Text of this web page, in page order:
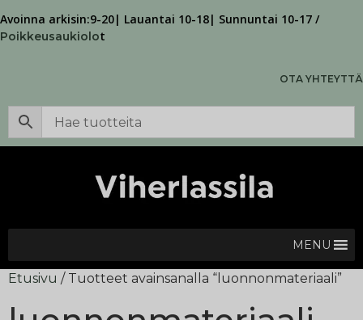
Avoinna arkisin:9-20| Lauantai 10-18| Sunnuntai 10-17 /
Poikkeusaukiolot
OTA YHTEYTTÄ
MENU
Etusivu / Tuotteet avainsanalla “luonnonmateriaali”